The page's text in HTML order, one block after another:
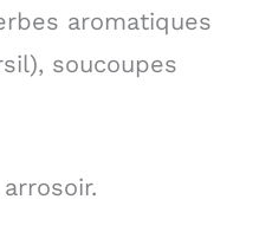
aromatiques
soucoupes